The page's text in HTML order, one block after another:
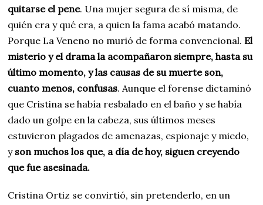
quitarse el pene. Una mujer segura de sí misma, de
quién era y qué era, a quien la fama acabó matando.
Porque La Veneno no murió de forma convencional. El
misterio y el drama la acompañaron siempre, hasta su
último momento, y las causas de su muerte son,
cuanto menos, confusas. Aunque el forense dictaminó
que Cristina se había resbalado en el baño y se había
dado un golpe en la cabeza, sus últimos meses
estuvieron plagados de amenazas, espionaje y miedo,
y son muchos los que, a día de hoy, siguen creyendo
que fue asesinada.
Cristina Ortiz se convirtió, sin pretenderlo, en un